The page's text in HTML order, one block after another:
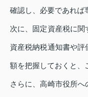
確認し、必要であれば
次に、固定資産税に
資産税納税通知書や
額を把握しておくと、
さらに、高崎市役所へ